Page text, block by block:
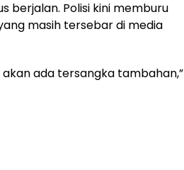
berjalan. Polisi kini memburu
masih tersebar di media
ada tersangka tambahan,”